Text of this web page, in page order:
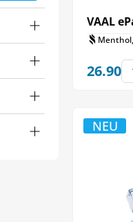
VAAL
26.90
NEU